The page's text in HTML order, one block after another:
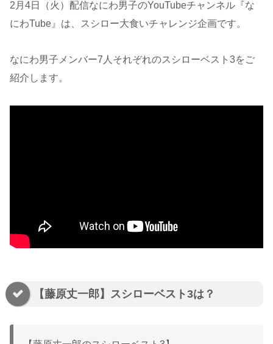
2月4日（火）配信なにわ男子のYouTubeチャンネル『な
にわTube』は、スシロー大食いチャレンジ企画です。
なにわ男子メンバー7人それぞれのスシローベスト3をご
紹介します。
【藤原丈一郎】スシローベスト3は？